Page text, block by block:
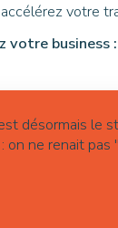
accélérez votre
votre business :
désormais le
on ne renait